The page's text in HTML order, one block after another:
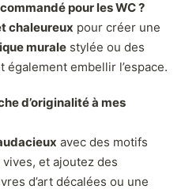
pour les WC ?
chaleureux pour créer une
murale stylée ou des
embellir l’espace.
d’originalité à mes
avec des motifs
et ajoutez des
d’art décalées ou une